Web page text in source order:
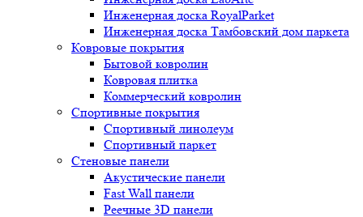
Инженерная доска RoyalParket
Инженерная доска Тамбовский дом паркета
Ковровые покрытия
Бытовой ковролин
Ковровая плитка
Коммерческий ковролин
Спортивные покрытия
Спортивный линолеум
Спортивный паркет
Стеновые панели
Акустические панели
Fast Wall панели
Реечные 3D панели